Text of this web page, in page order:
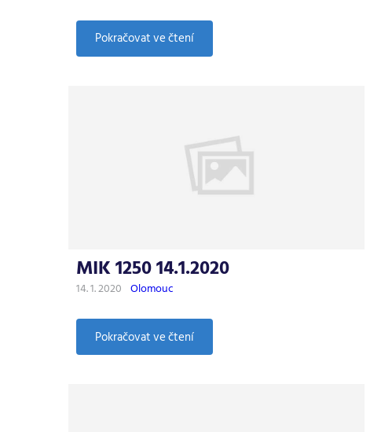
Pokračovat ve čtení:
MIK
MIK 1250 14.1.2020
14. 1. 2020 Olomouc
Pokračovat ve čtení:
MIK